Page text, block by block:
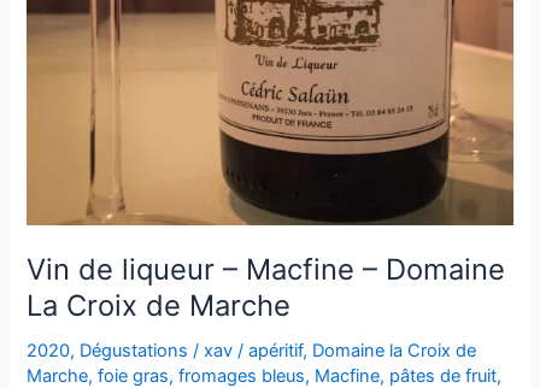
Vin de liqueur – Macfine – Domaine
La Croix de Marche
2020, Dégustations /xav/apéritif, Domaine la Croix de
Marche,foie gras,fromages bleus, Macfine, pâtes de fruit,